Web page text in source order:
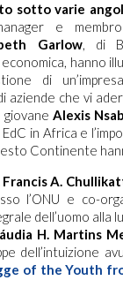
sotto varie
e
Garlow, di
hanno
di
aziende che vi
giovaneAlexis
in Africa e
Continente
Francis A.
l’ONU e co-
dell’uomo alla
H. Martins
dell’intuizione
of the Youth